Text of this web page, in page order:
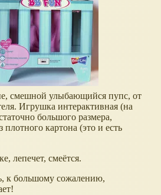
смешной улыбающийся пупс, от
Игрушка интерактивная (на
большого размера,
плотного картона (это и есть
лепечет, смеётся.
к большому сожалению,